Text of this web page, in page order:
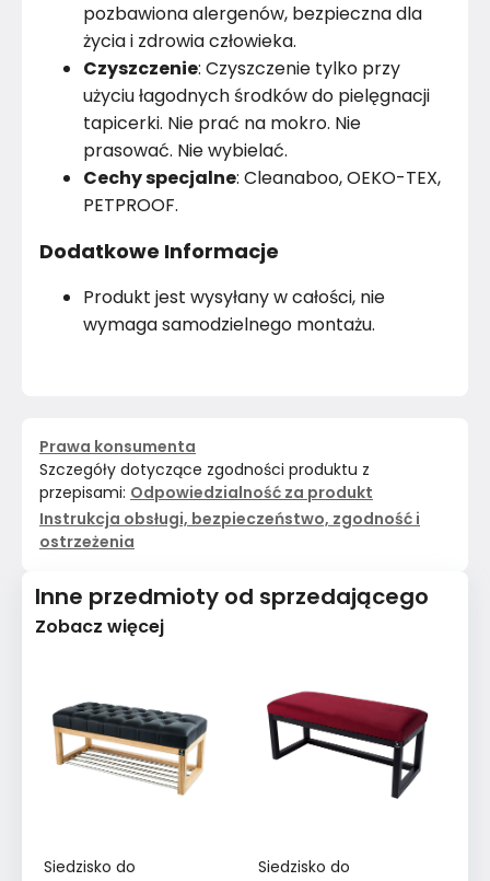
pozbawiona alergenów, bezpieczna dla
życia i zdrowia człowieka.
Czyszczenie: Czyszczenie tylko przy
użyciu łagodnych środków do pielęgnacji
tapicerki. Nie prać na mokro. Nie
prasować. Nie wybielać.
Cechy specjalne: Cleanaboo, OEKO-TEX,
PETPROOF.
Dodatkowe Informacje
Produkt jest wysyłany w całości, nie
wymaga samodzielnego montażu.
Prawa konsumenta
Szczegóły dotyczące zgodności produktu z
przepisami: Odpowiedzialność za produkt
Instrukcja obsługi, bezpieczeństwo, zgodność i
ostrzeżenia
Inne przedmioty od sprzedającego
Zobacz więcej
Siedzisko do
Siedzisko do